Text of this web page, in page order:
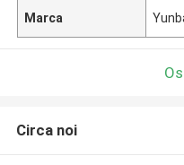
Marca
Circa noi